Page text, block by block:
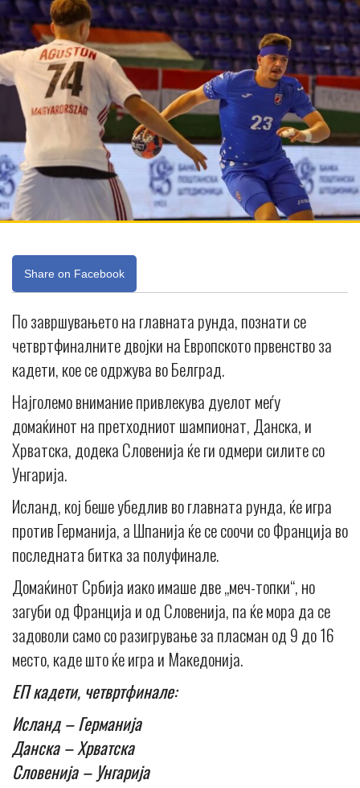
Share on Facebook
По завршувањето на главната рунда, познати се
четвртфиналните двојки на Европското првенство за
кадети, кое се одржува во Белград.
Најголемо внимание привлекува дуелот меѓу
домаќинот на претходниот шампионат, Данска, и
Хрватска, додека Словенија ќе ги одмери силите со
Унгарија.
Исланд, кој беше убедлив во главната рунда, ќе игра
против Германија, а Шпанија ќе се соочи со Франција во
последната битка за полуфинале.
Домаќинот Србија иако имаше две „меч-топки“, но
загуби од Франција и од Словенија, па ќе мора да се
задоволи само со разигрување за пласман од 9 до 16
место, каде што ќе игра и Македонија.
ЕП кадети, четвртфинале:
Исланд – Германија
Данска – Хрватска
Словенија – Унгарија